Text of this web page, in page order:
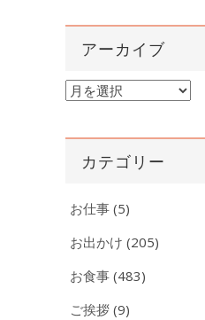
アーカイブ
ア
カ
カテゴリー
お仕事 (5)
お出かけ (205)
お食事 (483)
ご挨拶 (9)